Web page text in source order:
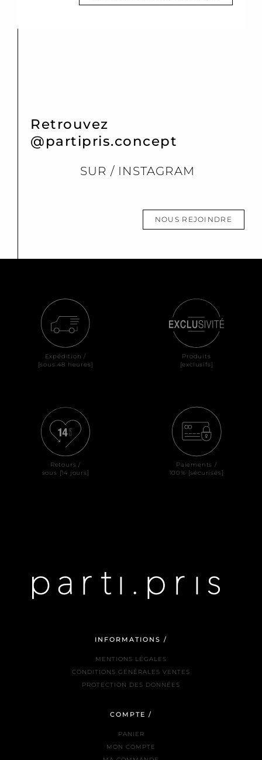
Retrouvez
@partipris.concept
SUR / INSTAGRAM
NOUS REJOINDRE
Expédition /
[sous 48 heures]
Produits
[exclusifs]
Retours /
sous [14 jours]
Paiements /
100% [sécurisés]
INFORMATIONS /
MENTIONS LÉGALES
CONDITIONS GÉNÉRALES VENTES
PROTECTION DES DONNÉES
COMPTE /
PANIER
MON COMPTE